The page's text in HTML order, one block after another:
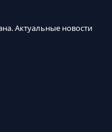
Актуальные новости